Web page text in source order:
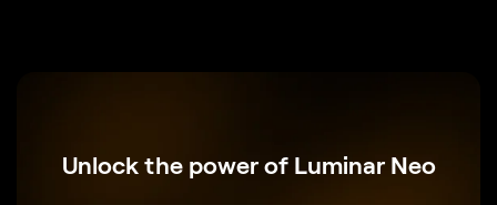
Unlock the power of Luminar Neo